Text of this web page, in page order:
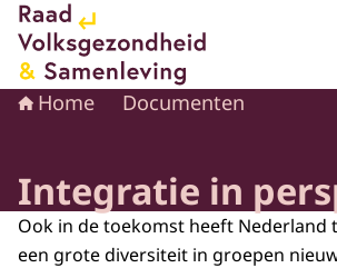
Naar de homepage van Raad voor
Home Documenten
Integratie in
Ook in de toekomst heeft Nederland
een grote diversiteit in groepen